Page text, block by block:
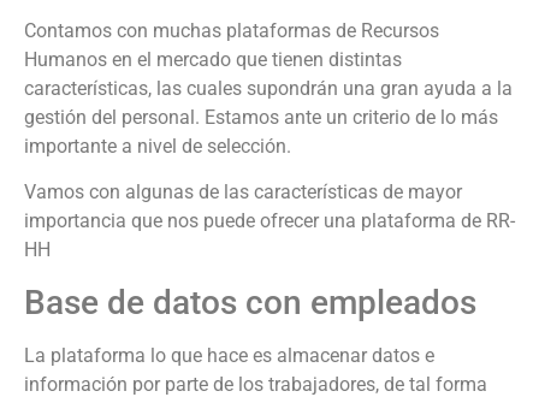
Contamos con muchas plataformas de Recursos
Humanos en el mercado que tienen distintas
características, las cuales supondrán una gran ayuda a la
gestión del personal. Estamos ante un criterio de lo más
importante a nivel de selección.
Vamos con algunas de las características de mayor
importancia que nos puede ofrecer una plataforma de RR-
HH
Base de datos con empleados
La plataforma lo que hace es almacenar datos e
información por parte de los trabajadores, de tal forma